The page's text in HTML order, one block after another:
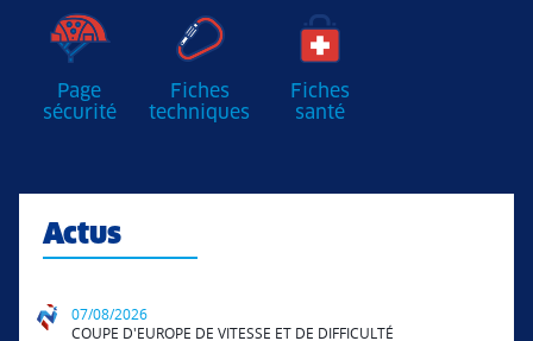
Page
sécurité
Fiches
techniques
Fiches
santé
Actus
07/08/2026
COUPE D'EUROPE DE VITESSE ET DE DIFFICULTÉ